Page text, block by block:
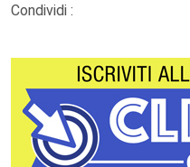
Condividi :